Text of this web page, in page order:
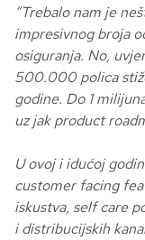
“Trebalo nam je
impresivnog broja
osiguranja. No,
500.000 polica
godine. Do 1
uz jak product
U ovoj i idućoj
customer facing
iskustva, self care
i distribucijskih